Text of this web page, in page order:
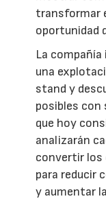
transformar
oportunidad
La
una
stand y
posibles con
que hoy
analizarán
convertir los
para reducir
y aumentar